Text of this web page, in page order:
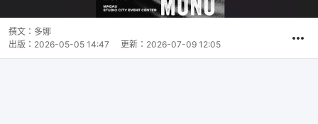
撰文： 多娜
出版： 2026-05-05 14:47 更新： 2026-07-09 12:05